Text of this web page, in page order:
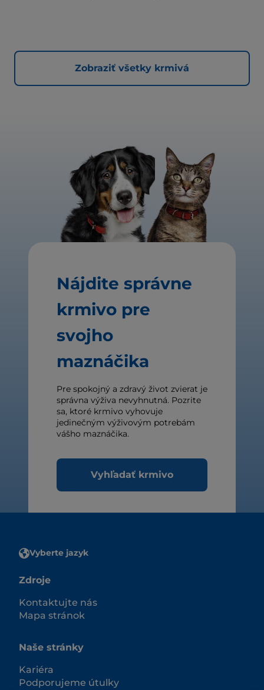
Zobraziť všetky krmivá
Nájdite správne
krmivo pre
svojho
maznáčika
Pre spokojný a zdravý život zvierat je
správna výživa nevyhnutná. Pozrite
sa, ktoré krmivo vyhovuje
jedinečným výživovým potrebám
vášho maznáčika.
Vyhľadať krmivo
Vyberte jazyk
Zdroje
Kontaktujte nás
Mapa stránok
Naše stránky
Kariéra
Podporujeme útulky